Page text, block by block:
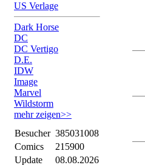
US Verlage
Dark Horse
DC
DC Vertigo
D.E.
IDW
Image
Marvel
Wildstorm
mehr zeigen>>
Besucher 385031008
Comics
215900
Update
08.08.2026